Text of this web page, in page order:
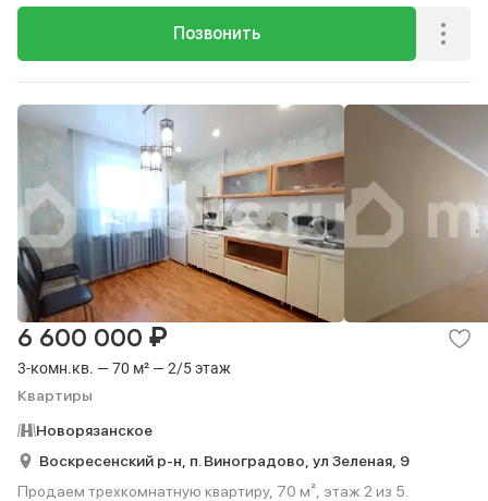
Позвонить
3-комн.кв. — 70 м² — 2/5 этаж
Квартиры
6 600 000 ₽
Новорязанское
Воскресенский р-н, п. Виноградово, ул Зеленая, 9
Продаем трехкомнатную квартиру, 70 м², этаж 2 из 5.